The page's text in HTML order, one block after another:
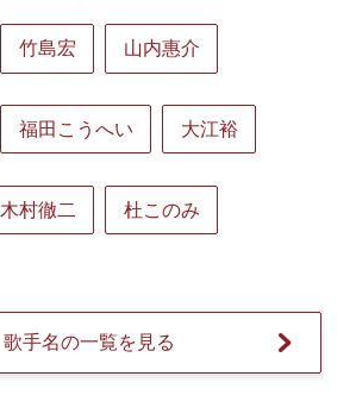
竹島宏 山内惠介
福田こうへい 大江裕
木村徹二 杜このみ
歌手名の一覧を見る